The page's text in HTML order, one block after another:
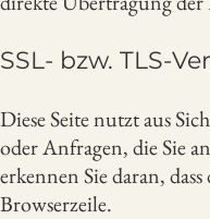
SSL- bzw. TLS-
Diese Seite nutzt aus
oder Anfragen, die Sie
erkennen Sie daran,
Browserzeile.